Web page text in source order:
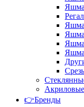
👉Бренды